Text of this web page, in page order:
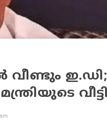
വീണ്ടും
മന്ത്രിയുടെ